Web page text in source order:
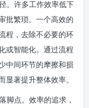
。许多工作效率低下
批繁琐。一个高效的
程，去除不必要的环
或智能化。通过流程
中间环节的摩擦和损
著提升整体效率。
脚点。效率的追求，